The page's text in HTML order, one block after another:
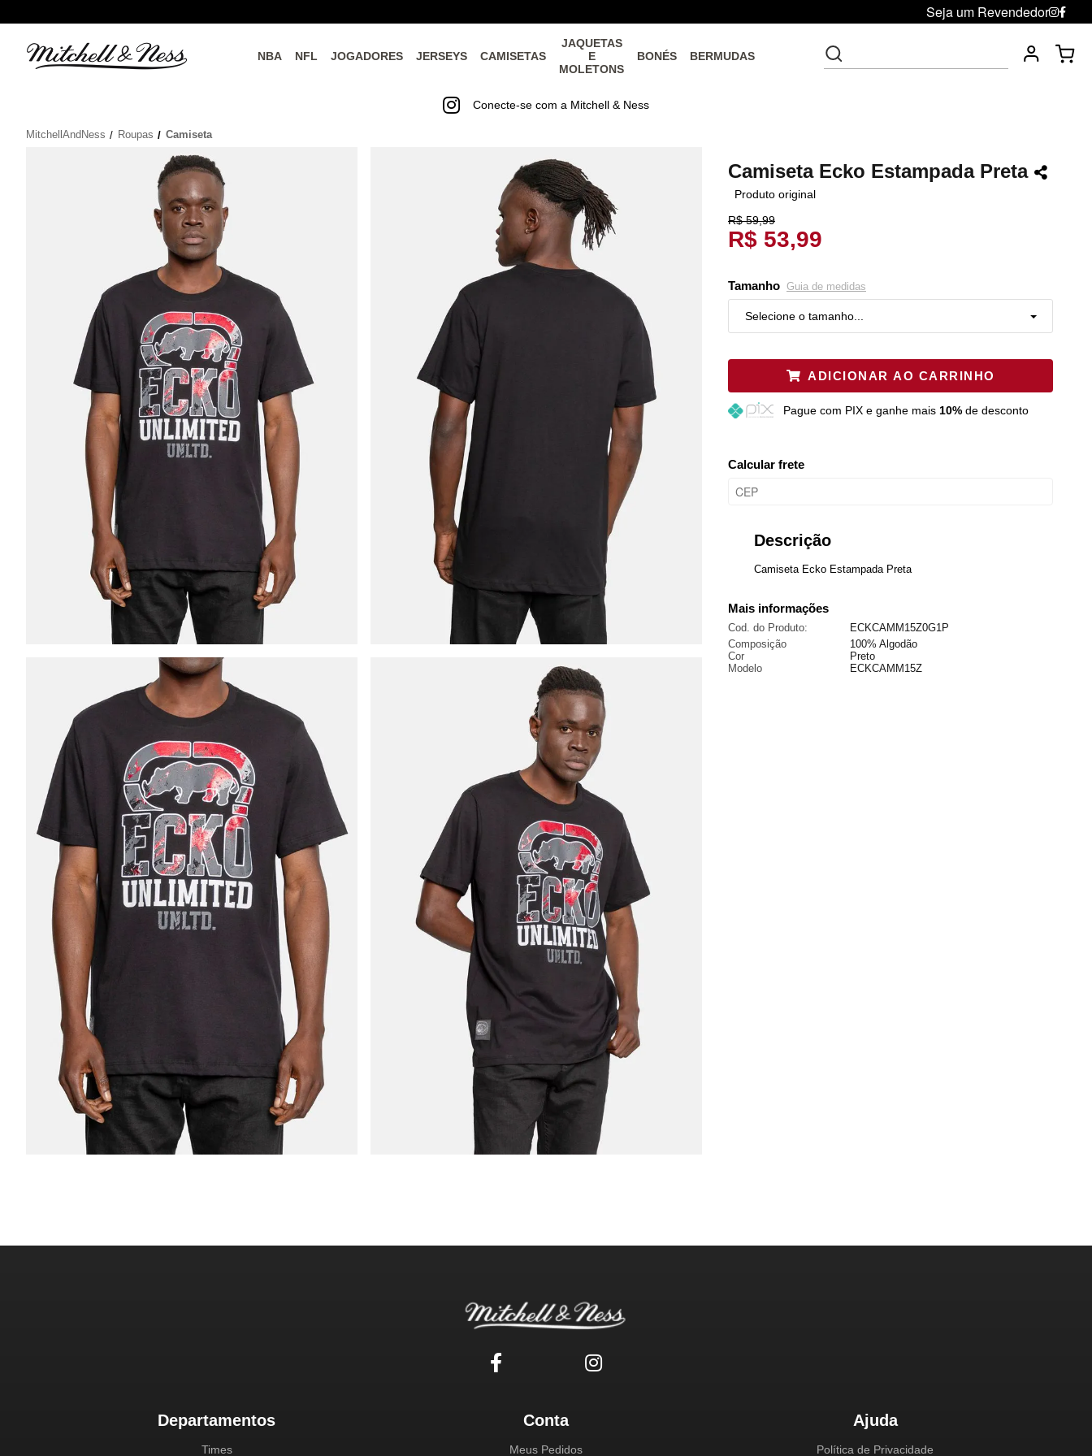
Seja um Revendedor
NBA NFL JOGADORES JERSEYS CAMISETAS
JAQUETAS
E
MOLETONS
BONÉS BERMUDAS
Conecte-se com a Mitchell & Ness
MitchellAndNess Roupas Camiseta
Camiseta Ecko Estampada Preta
Produto original
R$ 59,99
R$ 53,99
Tamanho Guia de medidas
Selecione o tamanho...
Esgotado
G Esgotado
ADICIONAR AO CARRINHO
Pague com PIX e ganhe mais 10%de desconto
Calcular frete
Descrição
Camiseta Ecko Estampada Preta
Mais informações
Cod. do Produto:
ECKCAMM15Z0G1P
Composição
100% Algodão
Cor
Preto
Modelo
ECKCAMM15Z
Departamentos
Times
Conta
Meus Pedidos
Ajuda
Política de Privacidade